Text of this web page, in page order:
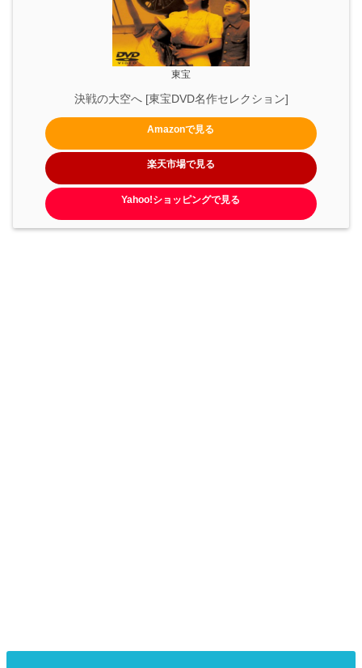
東宝
決戦の大空へ [東宝DVD名作セレクション]
Amazonで見る
楽天市場で見る
Yahoo!ショッピングで見る